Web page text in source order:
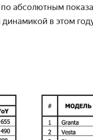
абсолютным
в этом